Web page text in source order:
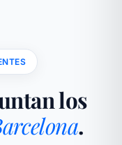
los
.